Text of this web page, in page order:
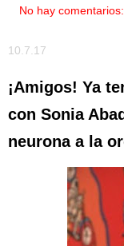
No hay comentarios:
10.7.17
¡Amigos! Ya
con Sonia
neurona a la